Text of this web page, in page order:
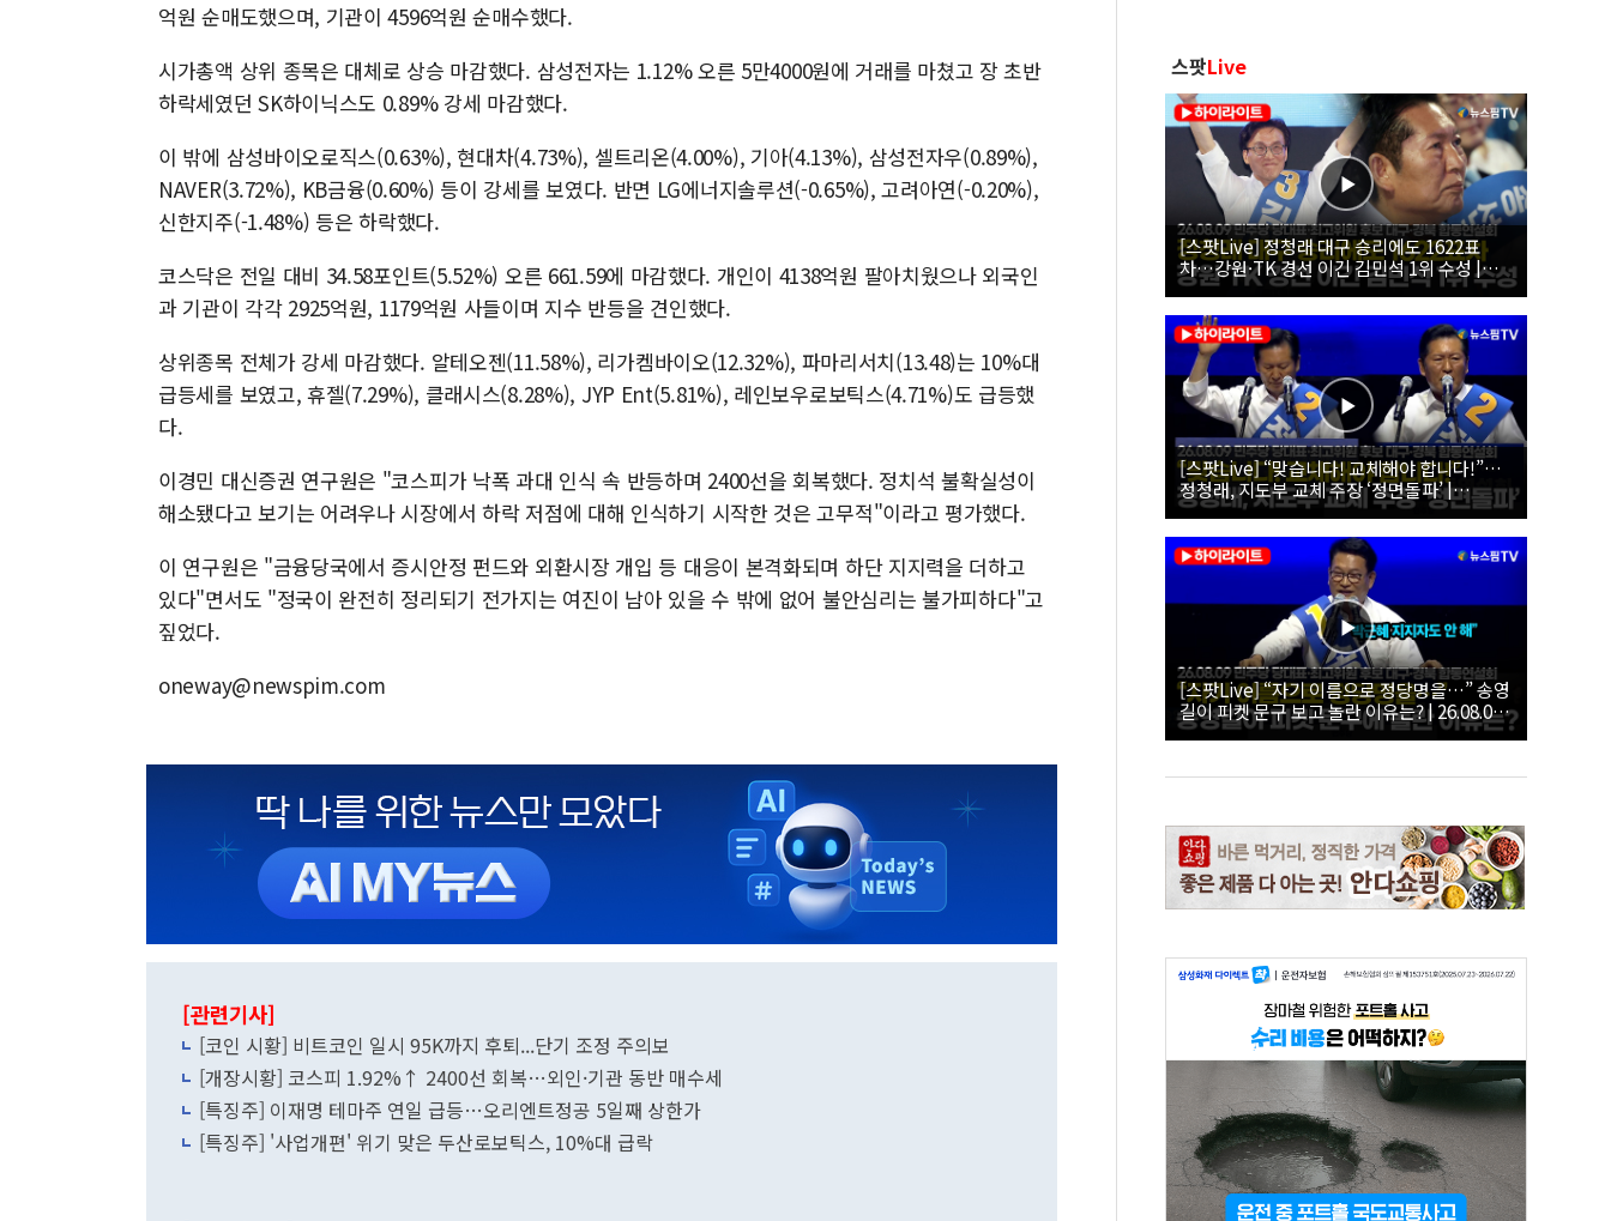
억원 순매도했으며, 기관이 4596억원 순매수했다.
시가총액 상위 종목은 대체로 상승 마감했다. 삼성전자는 1.12% 오른 5만4000원에 거래를 마쳤고 장 초반
하락세였던 SK하이닉스도 0.89% 강세 마감했다.
이 밖에 삼성바이오로직스(0.63%), 현대차(4.73%), 셀트리온(4.00%), 기아(4.13%), 삼성전자우(0.89%),
NAVER(3.72%), KB금융(0.60%) 등이 강세를 보였다. 반면 LG에너지솔루션(-0.65%), 고려아연(-0.20%),
신한지주(-1.48%) 등은 하락했다.
코스닥은 전일 대비 34.58포인트(5.52%) 오른 661.59에 마감했다. 개인이 4138억원 팔아치웠으나 외국인
과 기관이 각각 2925억원, 1179억원 사들이며 지수 반등을 견인했다.
상위종목 전체가 강세 마감했다. 알테오젠(11.58%), 리가켐바이오(12.32%), 파마리서치(13.48)는 10%대
급등세를 보였고, 휴젤(7.29%), 클래시스(8.28%), JYP Ent(5.81%), 레인보우로보틱스(4.71%)도 급등했
다.
이경민 대신증권 연구원은 "코스피가 낙폭 과대 인식 속 반등하며 2400선을 회복했다. 정치석 불확실성이
해소됐다고 보기는 어려우나 시장에서 하락 저점에 대해 인식하기 시작한 것은 고무적"이라고 평가했다.
이 연구원은 "금융당국에서 증시안정 펀드와 외환시장 개입 등 대응이 본격화되며 하단 지지력을 더하고
있다"면서도 "정국이 완전히 정리되기 전가지는 여진이 남아 있을 수 밖에 없어 불안심리는 불가피하다"고
짚었다.
oneway@newspim.com
[관련기사]
[코인 시황] 비트코인 일시 95K까지 후퇴...단기 조정 주의보
[개장시황] 코스피 1.92%↑ 2400선 회복…외인·기관 동반 매수세
[특징주] 이재명 테마주 연일 급등…오리엔트정공 5일째 상한가
[특징주] '사업개편' 위기 맞은 두산로보틱스, 10%대 급락
스팟Live
[스팟Live] 정청래 대구 승리에도 1622표
차…강원·TK 경선 이긴 김민석 1위 수성 |
26.08.09 더불어민주당 당대표·최고위원 후
보 대구·경북 합동연설회
[스팟Live] “맞습니다! 교체해야 합니다!”…
정청래, 지도부 교체 주장 ‘정면돌파’ |
26.08.09 더불어민주당 당대표·최고위원 후
보 대구·경북 합동연설회
[스팟Live] “자기 이름으로 정당명을…” 송영
길이 피켓 문구 보고 놀란 이유는? | 26.08.09
더불어민주당 당대표·최고위원 후보 대구·경